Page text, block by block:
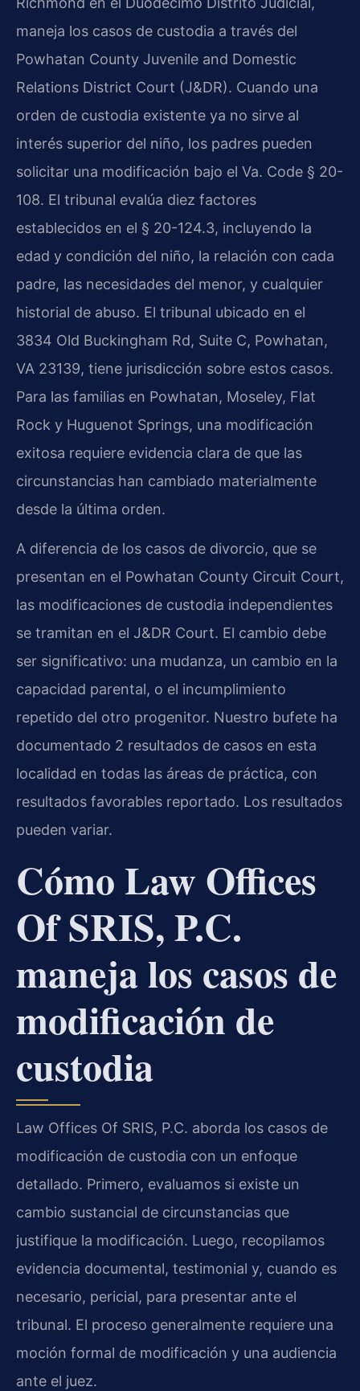
maneja los casos de custodia a través del
Powhatan County Juvenile and Domestic
Relations District Court (J&DR). Cuando una
orden de custodia existente ya no sirve al
interés superior del niño, los padres pueden
solicitar una modificación bajo el Va. Code § 20-
108. El tribunal evalúa diez factores
establecidos en el § 20-124.3, incluyendo la
edad y condición del niño, la relación con cada
padre, las necesidades del menor, y cualquier
historial de abuso. El tribunal ubicado en el
3834 Old Buckingham Rd, Suite C, Powhatan,
VA 23139, tiene jurisdicción sobre estos casos.
Para las familias en Powhatan, Moseley, Flat
Rock y Huguenot Springs, una modificación
exitosa requiere evidencia clara de que las
circunstancias han cambiado materialmente
desde la última orden.
A diferencia de los casos de divorcio, que se
presentan en el Powhatan County Circuit Court,
las modificaciones de custodia independientes
se tramitan en el J&DR Court. El cambio debe
ser significativo: una mudanza, un cambio en la
capacidad parental, o el incumplimiento
repetido del otro progenitor. Nuestro bufete ha
documentado 2 resultados de casos en esta
localidad en todas las áreas de práctica, con
resultados favorables reportado. Los resultados
pueden variar.
Cómo Law Offices
Of SRIS, P.C.
maneja los casos de
modificación de
custodia
Law Offices Of SRIS, P.C. aborda los casos de
modificación de custodia con un enfoque
detallado. Primero, evaluamos si existe un
cambio sustancial de circunstancias que
justifique la modificación. Luego, recopilamos
evidencia documental, testimonial y, cuando es
necesario, pericial, para presentar ante el
tribunal. El proceso generalmente requiere una
moción formal de modificación y una audiencia
ante el juez.